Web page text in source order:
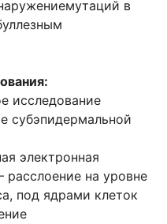
в
субэпидермальной
на уровне
под ядрами клеток